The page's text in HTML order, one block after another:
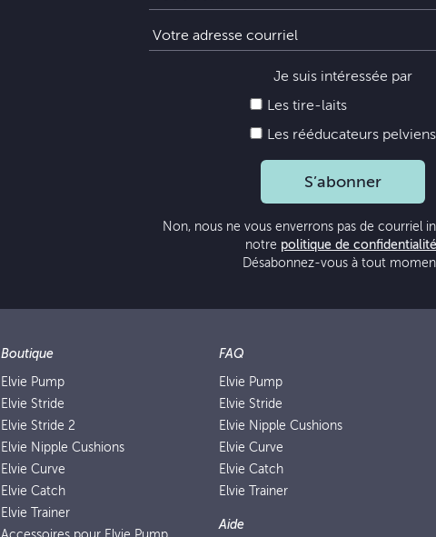
Je suis intéressée par
Les tire-laits
Les rééducateurs pelviens
S’abonner
Non, nous ne vous enverrons pas de courriel
notre politique de confidentialité
Désabonnez-vous à tout
Boutique
Elvie Pump
Elvie Stride
Elvie Stride 2
Elvie Nipple Cushions
Elvie Curve
Elvie Catch
Elvie Trainer
FAQ
Elvie Pump
Elvie Stride
Elvie Nipple Cushions
Elvie Curve
Elvie Catch
Elvie Trainer
Aide